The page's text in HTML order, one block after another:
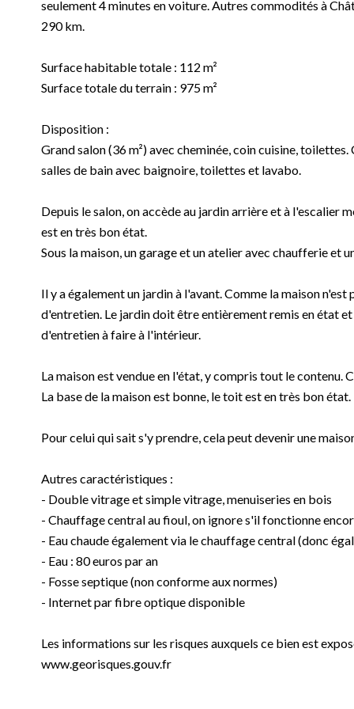
seulement 4 minutes en voiture. Autres commodités à
290 km.
Surface habitable totale : 112 m²
Surface totale du terrain : 975 m²
Disposition :
Grand salon (36 m²) avec cheminée, coin cuisine,
salles de bain avec baignoire, toilettes et lavabo.
Depuis le salon, on accède au jardin arrière et à l'escalier
est en très bon état.
Sous la maison, un garage et un atelier avec chaufferie et
Il y a également un jardin à l'avant. Comme la maison
d'entretien. Le jardin doit être entièrement remis en état
d'entretien à faire à l'intérieur.
La maison est vendue en l'état, y compris tout le contenu.
La base de la maison est bonne, le toit est en très bon état.
Pour celui qui sait s'y prendre, cela peut devenir une
Autres caractéristiques :
- Double vitrage et simple vitrage, menuiseries en bois
- Chauffage central au fioul, on ignore s'il fonctionne
- Eau chaude également via le chauffage central (donc
- Eau : 80 euros par an
- Fosse septique (non conforme aux normes)
- Internet par fibre optique disponible
Les informations sur les risques auxquels ce bien est
www.georisques.gouv.fr